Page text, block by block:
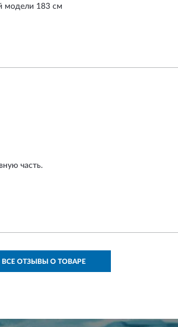
модели 183 см
часть.
ВСЕ ОТЗЫВЫ О ТОВАРЕ